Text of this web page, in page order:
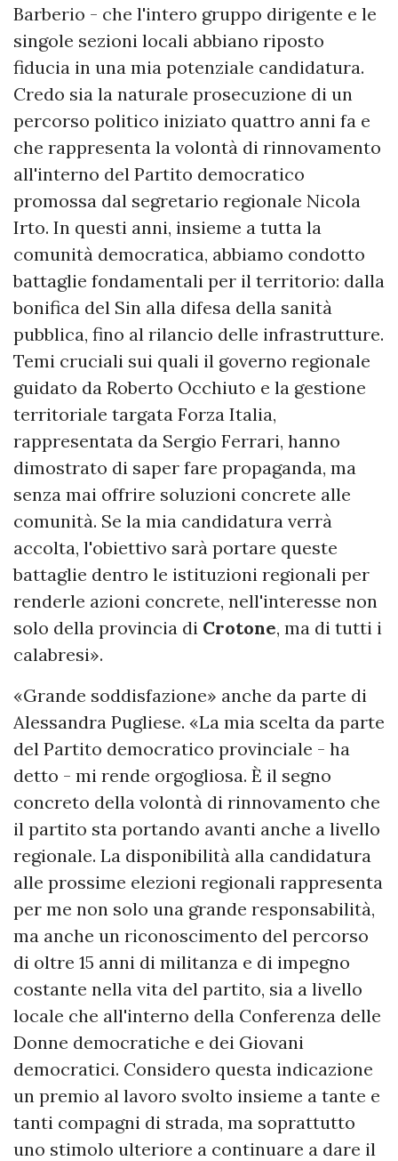
Barberio - che l'intero gruppo dirigente e le
singole sezioni locali abbiano riposto
fiducia in una mia potenziale candidatura.
Credo sia la naturale prosecuzione di un
percorso politico iniziato quattro anni fa e
che rappresenta la volontà di rinnovamento
all'interno del Partito democratico
promossa dal segretario regionale Nicola
Irto. In questi anni, insieme a tutta la
comunità democratica, abbiamo condotto
battaglie fondamentali per il territorio: dalla
bonifica del Sin alla difesa della sanità
pubblica, fino al rilancio delle infrastrutture.
Temi cruciali sui quali il governo regionale
guidato da Roberto Occhiuto e la gestione
territoriale targata Forza Italia,
rappresentata da Sergio Ferrari, hanno
dimostrato di saper fare propaganda, ma
senza mai offrire soluzioni concrete alle
comunità. Se la mia candidatura verrà
accolta, l'obiettivo sarà portare queste
battaglie dentro le istituzioni regionali per
renderle azioni concrete, nell'interesse non
solo della provincia di Crotone, ma di tutti i
calabresi».
«Grande soddisfazione» anche da parte di
Alessandra Pugliese. «La mia scelta da parte
del Partito democratico provinciale - ha
detto - mi rende orgogliosa. È il segno
concreto della volontà di rinnovamento che
il partito sta portando avanti anche a livello
regionale. La disponibilità alla candidatura
alle prossime elezioni regionali rappresenta
per me non solo una grande responsabilità,
ma anche un riconoscimento del percorso
di oltre 15 anni di militanza e di impegno
costante nella vita del partito, sia a livello
locale che all'interno della Conferenza delle
Donne democratiche e dei Giovani
democratici. Considero questa indicazione
un premio al lavoro svolto insieme a tante e
tanti compagni di strada, ma soprattutto
uno stimolo ulteriore a continuare a dare il